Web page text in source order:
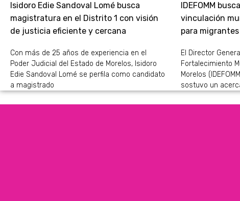
Isidoro Edie Sandoval Lomé busca
magistratura en el Distrito 1 con visión
de justicia eficiente y cercana
Con más de 25 años de experiencia en el
Poder Judicial del Estado de Morelos, Isidoro
Edie Sandoval Lomé se perfila como candidato
a magistrado
IDEFOMM
vinculación
para migrantes
El Director
Fortalecimiento
Morelos
sostuvo un